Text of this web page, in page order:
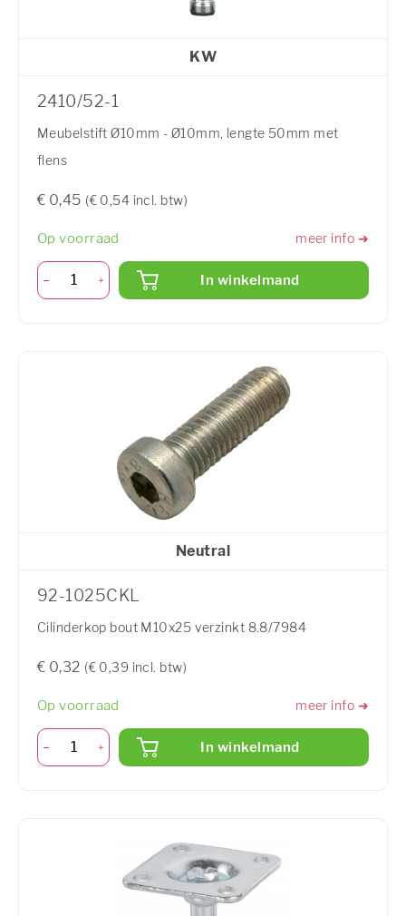
KW
2410/52-1
Meubelstift Ø10mm - Ø10mm, lengte 50mm met
flens
€ 0,45 (€ 0,54 incl. btw)
Op voorraad meer info ➜
In winkelmand
Neutral
92-1025CKL
Cilinderkop bout M10x25 verzinkt 8.8/7984
€ 0,32 (€ 0,39 incl. btw)
Op voorraad meer info ➜
In winkelmand